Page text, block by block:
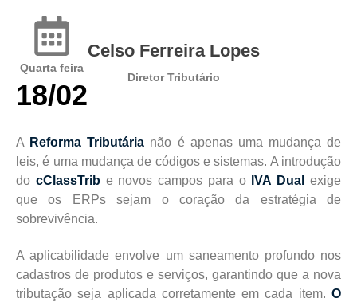
Quarta feira
18/02
Celso Ferreira Lopes
Diretor Tributário
A Reforma Tributária não é apenas uma mudança de
leis, é uma mudança de códigos e sistemas. A introdução
do cClassTribe novos campos para o IVA Dual
exige
que os ERPs sejam o coração da estratégia de
sobrevivência.
A aplicabilidade envolve um saneamento profundo nos
cadastros de produtos e serviços, garantindo que a nova
tributação seja aplicada corretamente em cada item. O